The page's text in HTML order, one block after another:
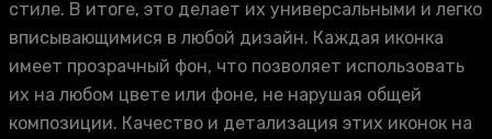
стиле. В итоге, это делает их универсальными и легко
вписывающимися в любой дизайн. Каждая иконка
имеет прозрачный фон, что позволяет использовать
их на любом цвете или фоне, не нарушая общей
композиции. Качество и детализация этих иконок на